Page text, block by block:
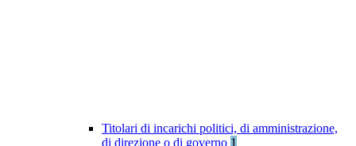
Titolari di incarichi politici, di amministrazione,
di direzione o di governo 1